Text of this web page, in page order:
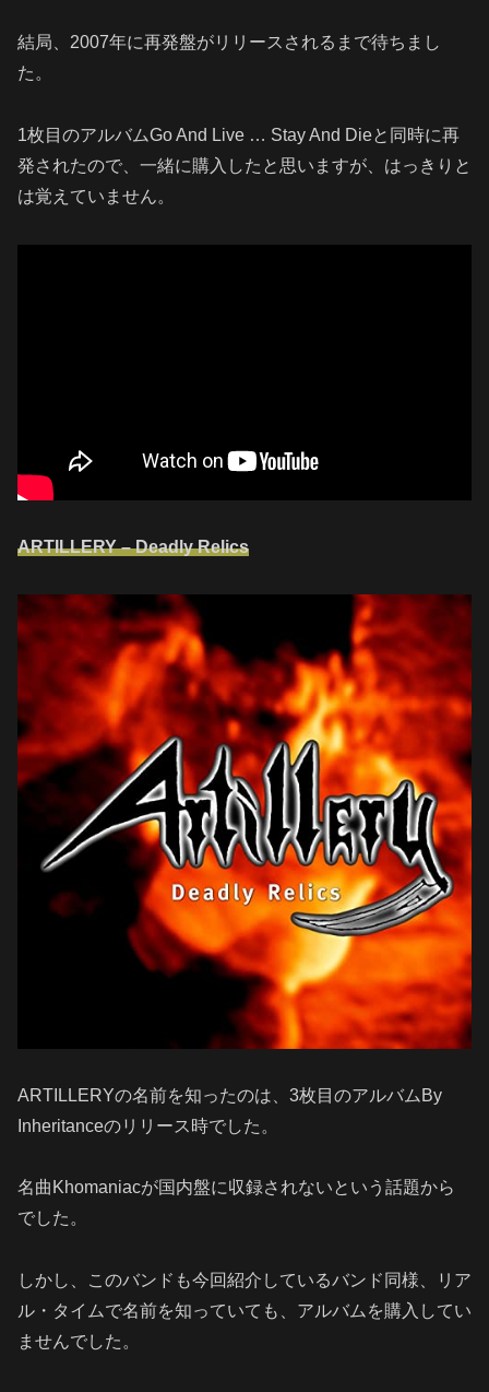
結局、2007年に再発盤がリリースされるまで待ちまし
た。
1枚目のアルバムGo And Live … Stay And Dieと同時に再
発されたので、一緒に購入したと思いますが、はっきりと
は覚えていません。
ARTILLERY – Deadly Relics
ARTILLERYの名前を知ったのは、3枚目のアルバムBy
Inheritanceのリリース時でした。
名曲Khomaniacが国内盤に収録されないという話題から
でした。
しかし、このバンドも今回紹介しているバンド同様、リア
ル・タイムで名前を知っていても、アルバムを購入してい
ませんでした。